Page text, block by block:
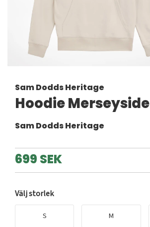
Sam Dodds Heritage
Hoodie Merseyside
Sam Dodds Heritage
699 SEK
Välj storlek
S M